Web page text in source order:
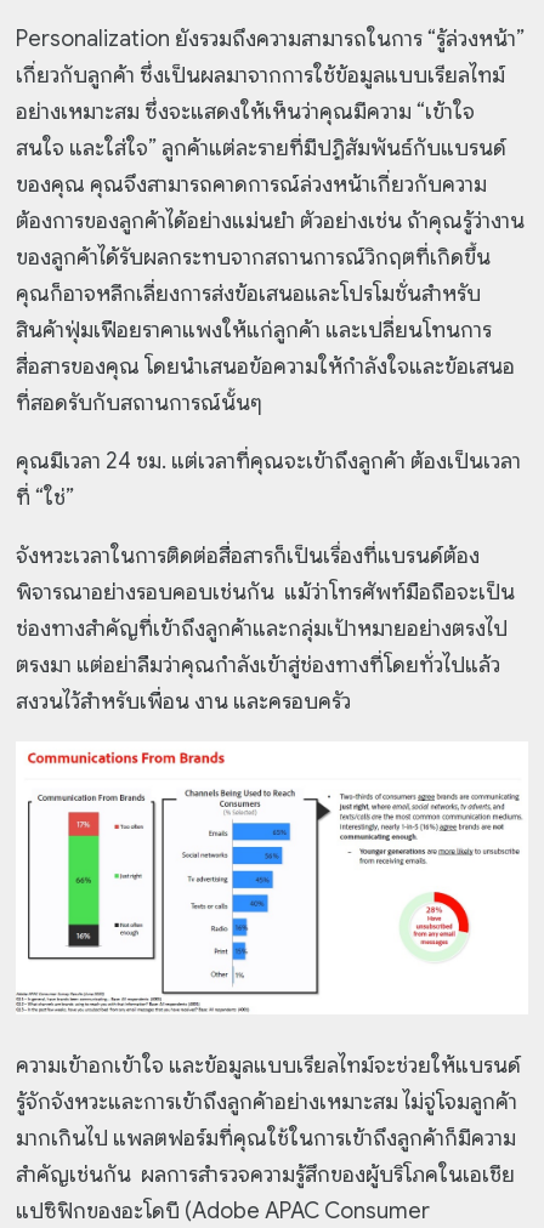
Personalization ยังรวมถึงความสามารถในการ “รู้ล่วงหน้า”
เกี่ยวกับลูกค้า ซึ่งเป็นผลมาจากการใช้ข้อมูลแบบเรียลไทม์
อย่างเหมาะสม ซึ่งจะแสดงให้เห็นว่าคุณมีความ “เข้าใจ
สนใจ และใส่ใจ” ลูกค้าแต่ละรายที่มีปฏิสัมพันธ์กับแบรนด์
ของคุณ คุณจึงสามารถคาดการณ์ล่วงหน้าเกี่ยวกับความ
ต้องการของลูกค้าได้อย่างแม่นยำ ตัวอย่างเช่น ถ้าคุณรู้ว่างาน
ของลูกค้าได้รับผลกระทบจากสถานการณ์วิกฤตที่เกิดขึ้น
คุณก็อาจหลีกเลี่ยงการส่งข้อเสนอและโปรโมชั่นสำหรับ
สินค้าฟุ่มเฟือยราคาแพงให้แก่ลูกค้า และเปลี่ยนโทนการ
สื่อสารของคุณ โดยนำเสนอข้อความให้กำลังใจและข้อเสนอ
ที่สอดรับกับสถานการณ์นั้นๆ
คุณมีเวลา 24 ชม. แต่เวลาที่คุณจะเข้าถึงลูกค้า ต้องเป็นเวลา
ที่ “ใช่”
จังหวะเวลาในการติดต่อสื่อสารก็เป็นเรื่องที่แบรนด์ต้อง
พิจารณาอย่างรอบคอบเช่นกัน แม้ว่าโทรศัพท์มือถือจะเป็น
ช่องทางสำคัญที่เข้าถึงลูกค้าและกลุ่มเป้าหมายอย่างตรงไป
ตรงมา แต่อย่าลืมว่าคุณกำลังเข้าสู่ช่องทางที่โดยทั่วไปแล้ว
สงวนไว้สำหรับเพื่อน งาน และครอบครัว
ความเข้าอกเข้าใจ และข้อมูลแบบเรียลไทม์จะช่วยให้แบรนด์
รู้จักจังหวะและการเข้าถึงลูกค้าอย่างเหมาะสม ไม่จู่โจมลูกค้า
มากเกินไป แพลตฟอร์มที่คุณใช้ในการเข้าถึงลูกค้าก็มีความ
สำคัญเช่นกัน ผลการสำรวจความรู้สึกของผู้บริโภคในเอเชีย
แปซิฟิกของอะโดบี (Adobe APAC Consumer